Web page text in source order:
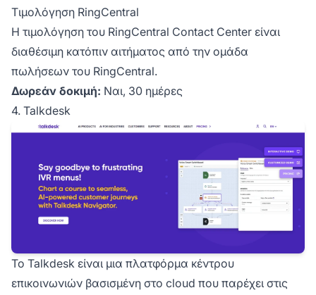
Τιμολόγηση RingCentral
Η τιμολόγηση του RingCentral Contact Center είναι
διαθέσιμη κατόπιν αιτήματος από την ομάδα
πωλήσεων του RingCentral.
Δωρεάν δοκιμή: Ναι, 30 ημέρες
4. Talkdesk
Το Talkdesk είναι μια πλατφόρμα κέντρου
επικοινωνιών βασισμένη στο cloud που παρέχει στις